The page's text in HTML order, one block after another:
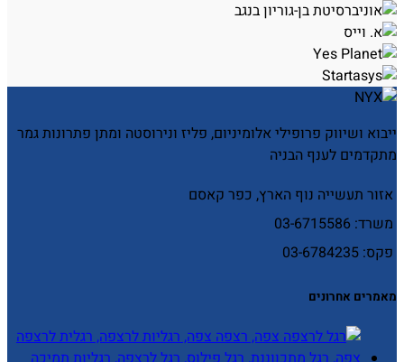
ייבוא ושיווק פרופילי אלומיניום, פליז ונירוסטה ומתן פתרונות גמר
מתקדמים לענף הבניה
אזור תעשייה נוף הארץ, כפר קאסם
משרד: 03-6715586
פקס: 03-6784235
מאמרים אחרונים